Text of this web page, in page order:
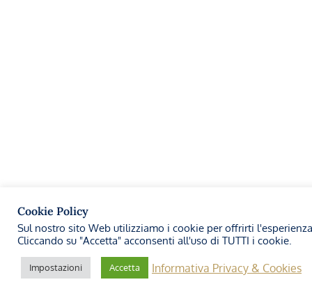
Cookie Policy
Sul nostro sito Web utilizziamo i cookie per offrirti
Cliccando su "Accetta" acconsenti all'uso di TUTTI i cookie.
Impostazioni Accetta Informativa Privacy & Cookies